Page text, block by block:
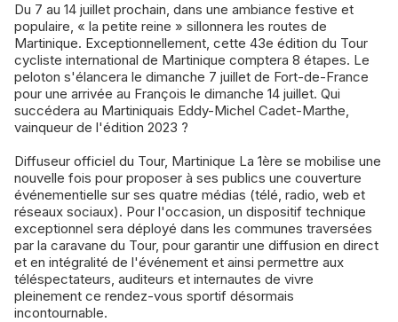
Du 7 au 14 juillet prochain, dans une ambiance festive et
populaire, « la petite reine » sillonnera les routes de
Martinique. Exceptionnellement, cette 43e édition du Tour
cycliste international de Martinique comptera 8 étapes. Le
peloton s'élancera le dimanche 7 juillet de Fort-de-France
pour une arrivée au François le dimanche 14 juillet. Qui
succédera au Martiniquais Eddy-Michel Cadet-Marthe,
vainqueur de l'édition 2023 ?
Diffuseur officiel du Tour, Martinique La 1ère se mobilise une
nouvelle fois pour proposer à ses publics une couverture
événementielle sur ses quatre médias (télé, radio, web et
réseaux sociaux). Pour l'occasion, un dispositif technique
exceptionnel sera déployé dans les communes traversées
par la caravane du Tour, pour garantir une diffusion en direct
et en intégralité de l'événement et ainsi permettre aux
téléspectateurs, auditeurs et internautes de vivre
pleinement ce rendez-vous sportif désormais
incontournable.